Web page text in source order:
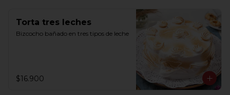
Torta tres leches
Bizcocho bañado en tres tipos de leche
$16.900